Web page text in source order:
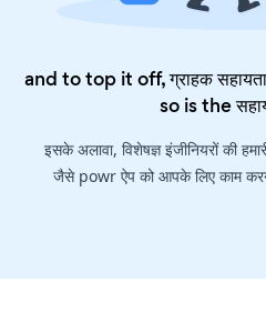
and to top it off, ग्राहक
so is the
इसके अलावा, विशेषज्ञ इंजीनियरों की
जैसे powr ऐप को आपके लिए काम